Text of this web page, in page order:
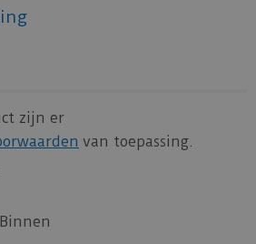
zijn er
van toepassing.